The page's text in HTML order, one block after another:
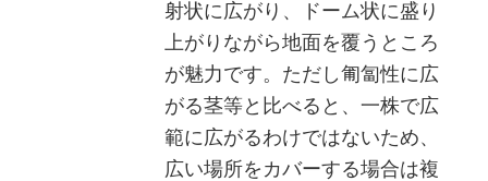
射状に広がり、ドーム状に盛り
上がりながら地面を覆うところ
が魅力です。ただし匍匐性に広
がる茎等と比べると、一株で広
範に広がるわけではないため、
広い場所をカバーする場合は複